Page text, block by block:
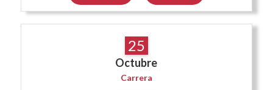
25
Octubre
Carrera